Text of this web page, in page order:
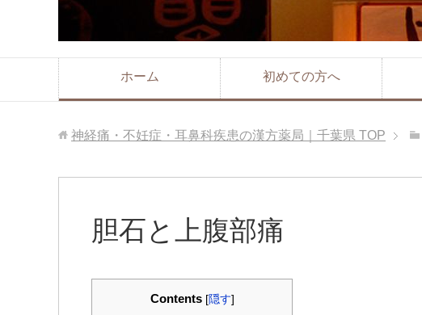
ホーム 初めての方へ
神経痛・不妊症・耳鼻科疾患の漢方薬局｜千葉県 TOP
胆石と上腹部痛
Contents [隠す]